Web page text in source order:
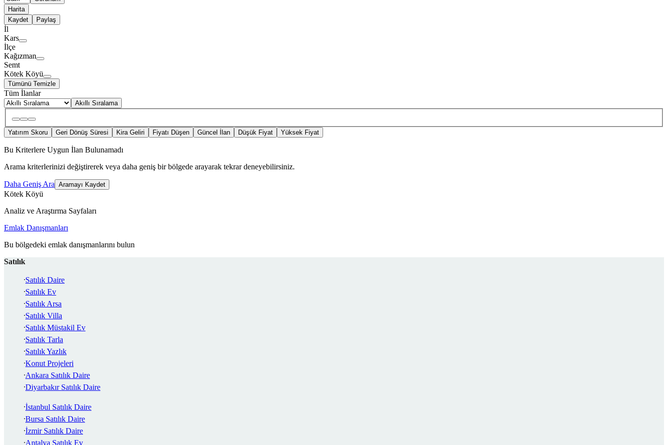
Harita
Kaydet
Paylaş
İl
Kars
İlçe
Kağızman
Semt
Kötek Köyü
Tümünü Temizle
Tüm İlanlar
Akıllı Sıralama
Yatırım Skoru Geri Dönüş Süresi Kira Geliri Fiyatı Düşen Güncel İlan Düşük Fiyat Yüksek Fiyat
Bu Kriterlere Uygun İlan Bulunamadı
Arama kriterlerinizi değiştirerek veya daha geniş bir bölgede arayarak tekrar deneyebilirsiniz.
Daha Geniş Ara Aramayı Kaydet
Kötek Köyü
Analiz ve Araştırma Sayfaları
Emlak Danışmanları
Bu bölgedeki emlak danışmanlarını bulun
Satılık
Satılık Daire
Satılık Ev
Satılık Arsa
Satılık Villa
Satılık Müstakil Ev
Satılık Tarla
Satılık Yazlık
Konut Projeleri
Ankara Satılık Daire
Diyarbakır Satılık Daire
İstanbul Satılık Daire
Bursa Satılık Daire
İzmir Satılık Daire
Antalya Satılık Ev